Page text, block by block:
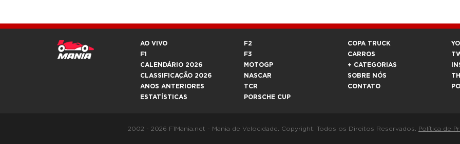
AO VIVO
F1
CALENDÁRIO 2026
CLASSIFICAÇÃO 2026
ANOS ANTERIORES
ESTATÍSTICAS
F2
F3
MOTOGP
NASCAR
TCR
PORSCHE CUP
COPA TRUCK
CARROS
+ CATEGORIAS
SOBRE NÓS
CONTATO
2002 - 2026 F1Mania.net - Mania de Velocidade. Copyright. Todos os Direitos Reservados. Política de